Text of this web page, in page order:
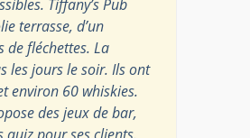
Tiffany’s Pub
terrasse, d’un
de fléchettes. La
les jours le soir. Ils ont
environ 60 whiskies.
des jeux de bar,